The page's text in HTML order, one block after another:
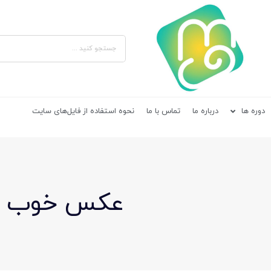
دوره ها درباره ما تماس با ما نحوه استفاده از فایل‌های سایت
عکس خوب